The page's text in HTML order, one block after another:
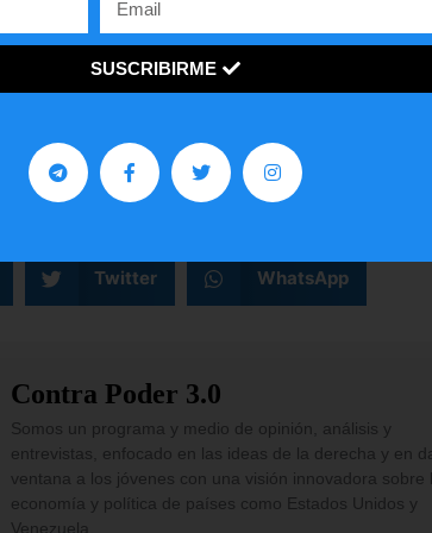
disuasión, pero irrumpió el argumento
beneficiarían a Israel y pondrían en
artículo? ¡Co mpa
Twitter WhatsApp
Contra Poder 3.0
Somos un programa y medio de opinión, análisis y
entrevistas, enfocado en las ideas de la derecha y en
ventana a los jóvenes con una visión innovadora sobre
economía y política de países como Estados Unidos y
Venezuela.
SUSCRIBIRME